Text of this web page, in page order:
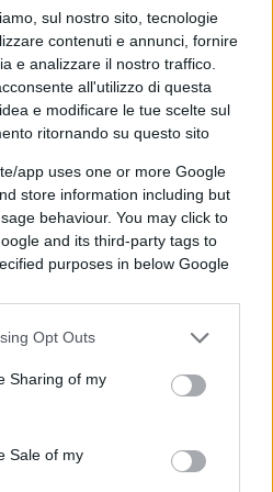
sul nostro sito, tecnologie
contenuti e annunci, fornire
e analizzare il nostro traffico.
all'utilizzo di questa
e modificare le tue scelte sul
ritornando su questo sito
app uses one or more Google
store information including but
behaviour. You may click to
and its third-party tags to
purposes in below Google
Opt Outs
Sharing of my
Sale of my
la comparabilità dei
un istituto e l’altro. Una
se stessa nella quasi
ma si assolve.
del giudizio e